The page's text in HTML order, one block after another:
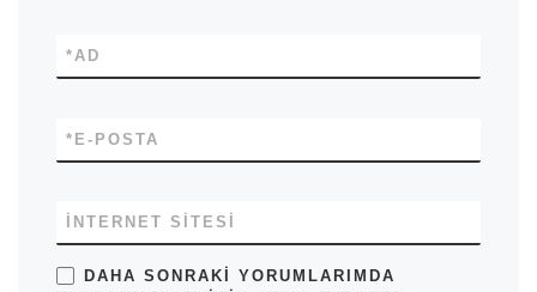
AD
*
E-POSTA
*
İNTERNET SITESI
DAHA SONRAKI YORUMLARIMDA